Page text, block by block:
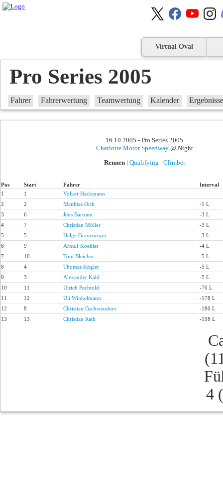
Virtual Oval
Pro Series 2005
Fahrer Fahrerwertung Teamwertung Kalender Ergebnisse
16.10.2005 - Pro Series 2005
Charlotte Motor Speedway@ Night
Rennen| Qualifying | Climber
Pos Start Fahrer
Interval
1
1
Volker Hackmann
2
2 Matthias Orth
-1 L
3
6 Jens Bartram
-3 L
4
7 Christian Möller
-3 L
5
5 Helge Gravemeyer
-3 L
6
9 Arnulf Koehler
-4 L
7
10 Tom Bleicher
-5 L
8
4 Thomas Kögler
-5 L
9
3 Alexander Kahl
-5 L
10
11 Ulrich Pechtold
-70 L
11
12 Uli Winkelmann
-178 L
12
8 Christian Gschwendner
-180 L
13
13 Christian Rath -198 L
4